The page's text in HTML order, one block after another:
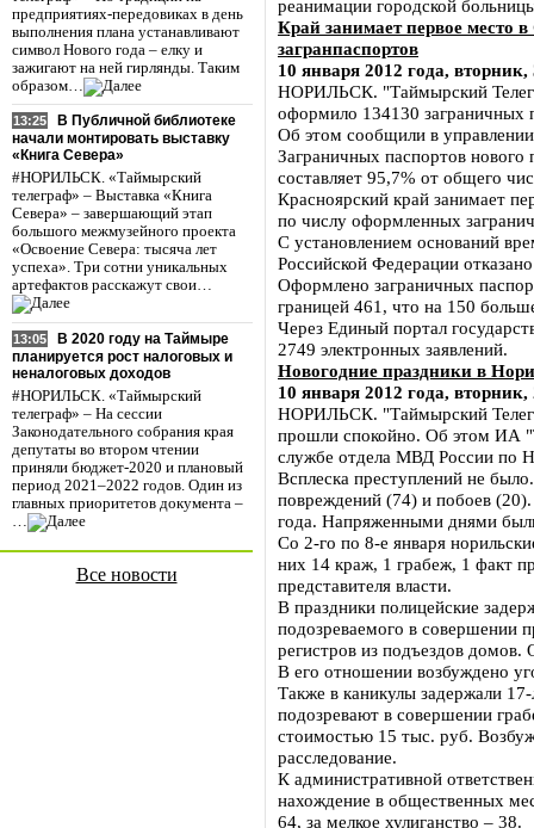
предприятиях-передовиках в день
выполнения плана устанавливают
символ Нового года – елку и
зажигают на ней гирлянды. Таким
образом…
13:25
В Публичной библиотеке
начали монтировать выставку
«Книга Севера»
#НОРИЛЬСК. «Таймырский
телеграф» – Выставка «Книга
Севера» – завершающий этап
большого межмузейного проекта
«Освоение Севера: тысяча лет
успеха». Три сотни уникальных
артефактов расскажут свои…
13:05
В 2020 году на Таймыре
планируется рост налоговых и
неналоговых доходов
#НОРИЛЬСК. «Таймырский
телеграф» – На сессии
Законодательного собрания края
депутаты во втором чтении
приняли бюджет-2020 и плановый
период 2021–2022 годов. Один из
главных приоритетов документа –
…
Все новости
реанимации городской
Край занимает первое место
загранпаспортов
10 января 2012 года, вторник,
НОРИЛЬСК. "Таймырский
оформило 134130 заграничных
Об этом сообщили в
Заграничных паспортов
составляет 95,7% от общего
Красноярский край занимает
по числу оформленных
С установлением оснований
Российской Федерации
Оформлено заграничных
границей 461, что на 150
Через Единый портал
2749 электронных заявлений.
Новогодние праздники в
10 января 2012 года, вторник,
НОРИЛЬСК. "Таймырский
прошли спокойно. Об этом ИА
службе отдела МВД России по
Всплеска преступлений не
повреждений (74) и побоев
года. Напряженными днями
Со 2-го по 8-е января
них 14 краж, 1 грабеж, 1 факт
представителя власти.
В праздники полицейские
подозреваемого в совершении
регистров из подъездов
В его отношении возбуждено
Также в каникулы задержали
подозревают в совершении
стоимостью 15 тыс. руб.
расследование.
К административной
нахождение в общественных
64, за мелкое хулиганство – 38.